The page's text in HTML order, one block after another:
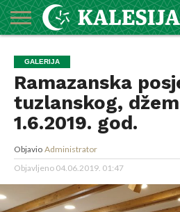
O
MEDŽLISU
DŽEMATI
IMAMI
MEKTEBSKI
CENTAR
VIJESTI
HUTBE
NAJAVE
KALENDAR
KONTAKT
GALERIJA
Ramazanska
tuzlanskog,
1.6.2019. god.
Objavio Administrator
Objavljeno 04.06.2019. 01:47